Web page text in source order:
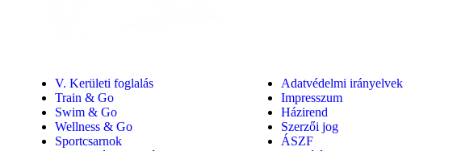
V. Kerületi foglalás
Train & Go
Swim & Go
Wellness & Go
Sportcsarnok
Adatvédelmi irányelvek
Impresszum
Házirend
Szerzői jog
ÁSZF